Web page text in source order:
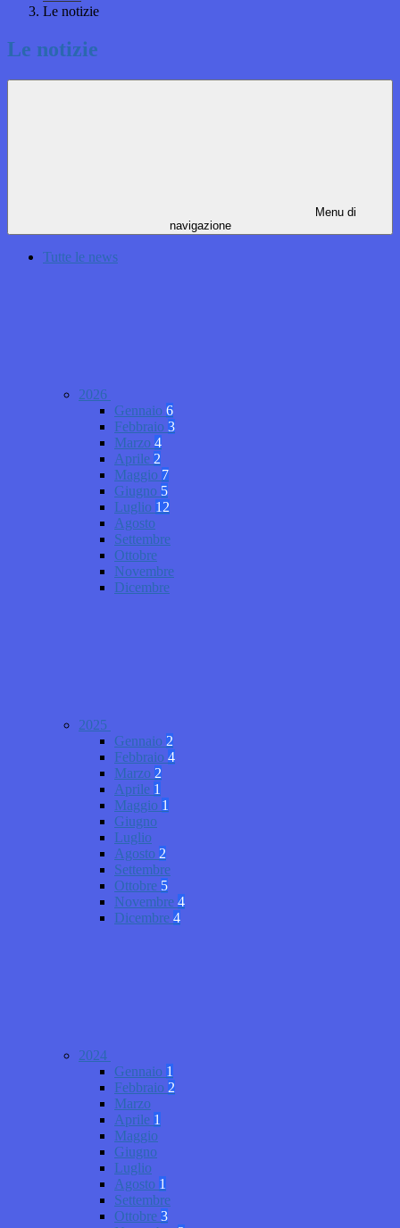
Le notizie
Le notizie
Menu di
navigazione
Tutte le news
2026
Gennaio 6
Febbraio 3
Marzo 4
Aprile 2
Maggio 7
Giugno 5
Luglio 12
Agosto
Settembre
Ottobre
Novembre
Dicembre
2025
Gennaio 2
Febbraio 4
Marzo 2
Aprile 1
Maggio 1
Giugno
Luglio
Agosto 2
Settembre
Ottobre 5
Novembre 4
Dicembre 4
2024
Gennaio 1
Febbraio 2
Marzo
Aprile 1
Maggio
Giugno
Luglio
Agosto 1
Settembre
Ottobre 3